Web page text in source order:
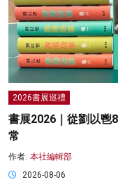
2026書展巡禮
書展2026｜從劉以鬯
常
作者: 本社編輯部
2026-08-06